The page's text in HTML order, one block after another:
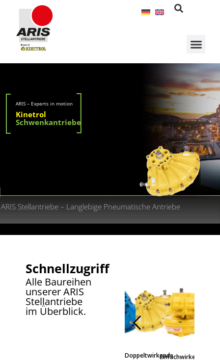
springen
ARIS – Experts in motion
Kinetrol
ARIS Stellantriebe – Langlebige Pneumatische Antriebe
Schwenkantriebe
Schnellzugriff
Alle Baureihen
unserer ARIS
Stellantriebe
im Überblick.
DoppeltwirkendeEinfachwirkende